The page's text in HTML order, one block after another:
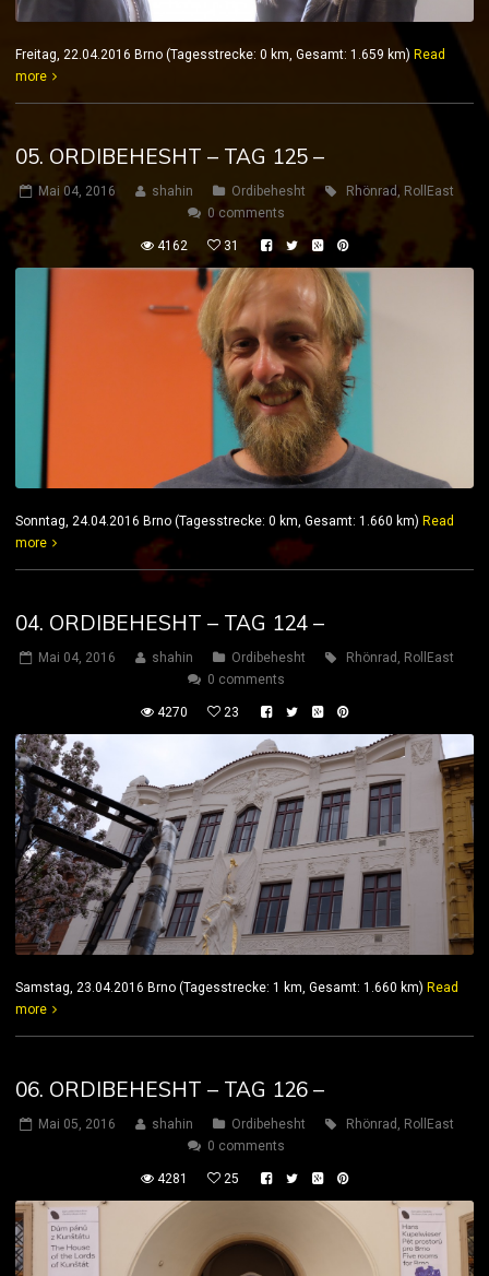
Freitag, 22.04.2016 Brno (Tagesstrecke: 0 km, Gesamt: 1.659 km) Read
more
05. ORDIBEHESHT – TAG 125 –
Mai 04, 2016 shahin Ordibehesht Rhönrad , RollEast
0 comments
4162 31
Sonntag, 24.04.2016 Brno (Tagesstrecke: 0 km, Gesamt: 1.660 km) Read
more
04. ORDIBEHESHT – TAG 124 –
Mai 04, 2016 shahin Ordibehesht Rhönrad , RollEast
0 comments
4270 23
Samstag, 23.04.2016 Brno (Tagesstrecke: 1 km, Gesamt: 1.660 km) Read
more
06. ORDIBEHESHT – TAG 126 –
Mai 05, 2016 shahin Ordibehesht Rhönrad , RollEast
0 comments
4281 25